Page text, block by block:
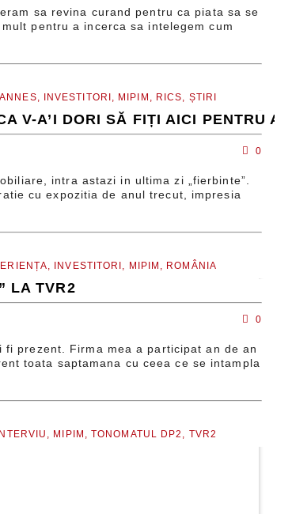
sa revina curand pentru ca piata sa se
pentru a incerca sa intelegem cum
INVESTITORI, MIPIM, RICS, ȘTIRI
V-A’I DORI SĂ FIȚI AICI PENTRU
0
intra astazi in ultima zi „fierbinte”.
cu expozitia de anul trecut, impresia
INVESTITORI, MIPIM, ROMÂNIA
LA TVR2
0
prezent. Firma mea a participat an de an
toata saptamana cu ceea ce se intampla
INTERVIU, MIPIM, TONOMATUL DP2, TVR2